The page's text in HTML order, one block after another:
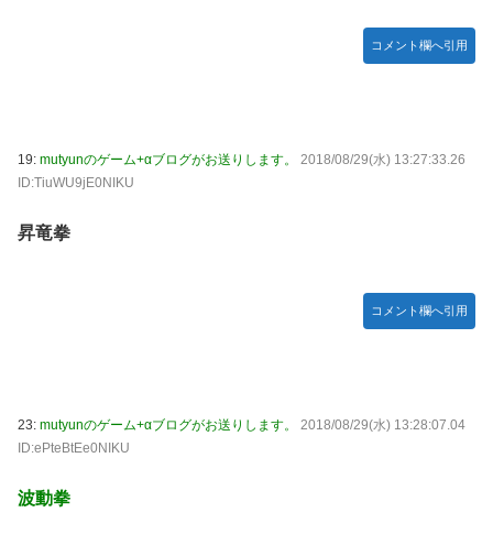
コメント欄へ引用
19: mutyunのゲーム+αブログがお送りします。
2018/08/29(水) 13:27:33.26
ID:TiuWU9jE0NIKU
昇竜拳
コメント欄へ引用
23: mutyunのゲーム+αブログがお送りします。
2018/08/29(水) 13:28:07.04
ID:ePteBtEe0NIKU
波動拳